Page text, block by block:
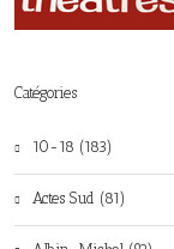
Catégories
10-18 (183)
Actes Sud (81)